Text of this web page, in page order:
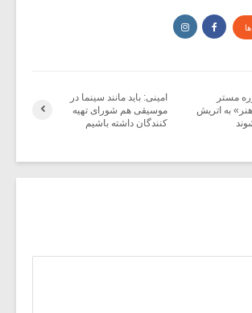
امینی: باید مانند سینما در
موسیقی هم شورای تهیه
کنندگان داشته باشیم
مستر
به اتریش